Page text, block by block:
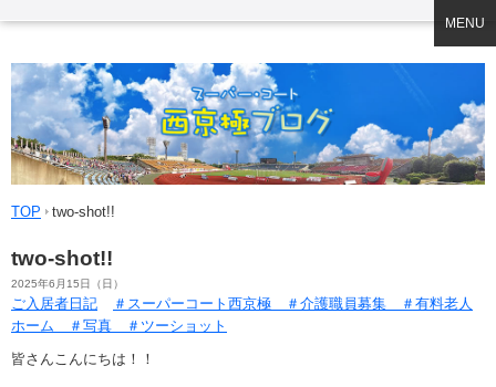
MENU
TOP two-shot!!
two-shot!!
2025年6月15日（日）
ご入居者日記
＃スーパーコート西京極 ＃介護職員募集 ＃有料老人
ホーム ＃写真 ＃ツーショット
皆さんこんにちは！！